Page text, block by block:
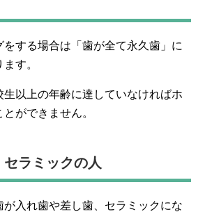
する場合は「歯が全て永久歯」に
す。
以上の年齢に達していなければホ
ができません。
ラミックの人
が入れ歯や差し歯、セラミックにな